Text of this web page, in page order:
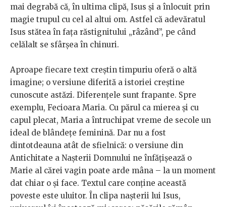
mai degrabă că, în ultima clipă, Isus și a înlocuit prin
magie trupul cu cel al altui om. Astfel că adevăratul
Isus stătea în fața răstignitului „râzând”, pe când
celălalt se sfârșea în chinuri.
Aproape fiecare text creștin timpuriu oferă o altă
imagine; o versiune diferită a istoriei creștine
cunoscute astăzi. Diferențele sunt frapante. Spre
exemplu, Fecioara Maria. Cu părul ca mierea și cu
capul plecat, Maria a întruchipat vreme de secole un
ideal de blândețe feminină. Dar nu a fost
dintotdeauna atât de sfielnică: o versiune din
Antichitate a Nașterii Domnului ne înfățișează o
Marie al cărei vagin poate arde mâna – la un moment
dat chiar o și face. Textul care conține această
poveste este uluitor. În clipa nașterii lui Isus,